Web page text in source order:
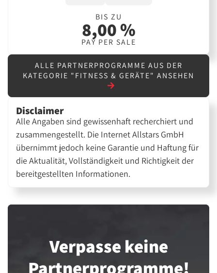
BIS ZU
8,00 %
PAY PER SALE
ALLE PARTNERPROGRAMME AUS DER
KATEGORIE "FITNESS & GERÄTE" ANSEHEN
Disclaimer
Alle Angaben sind gewissenhaft recherchiert und
zusammengestellt. Die Internet Allstars GmbH
übernimmt jedoch keine Garantie und Haftung für
die Aktualität, Vollständigkeit und Richtigkeit der
bereitgestellten Informationen.
Verpasse keine
Partner­programme!